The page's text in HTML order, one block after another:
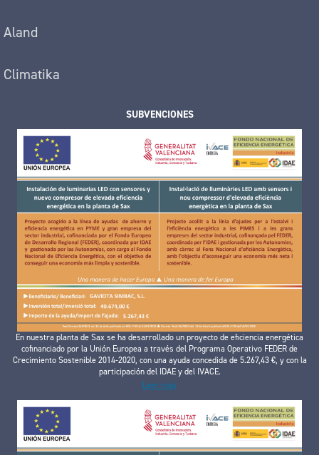
Aland
Climatika
SUBVENCIONES
En nuestra planta de Sax se ha desarrollado un proyecto de eficiencia energética
cofinanciado por la Unión Europea a través del Programa Operativo FEDER de
Crecimiento Sostenible 2014-2020, con una ayuda concedida de 5.267,43 €, y con la
participación del IDAE y del IVACE.
Leer más